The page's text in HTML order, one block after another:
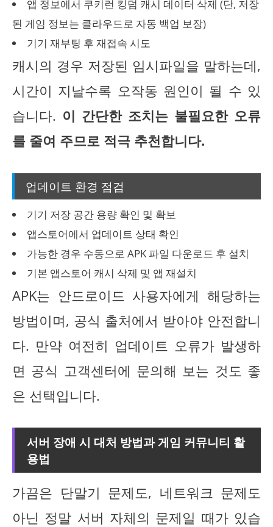
앱 정보에서 쿠키런 킹덤 캐시 데이터 삭제 (단, 저장
된 게임 정보는 클라우드로 자동 백업 보장)
기기 재부팅 후 재접속 시도
캐시의 경우 저장된 임시파일을 말하는데,
시간이 지날수록 오작동 원인이 될 수 있
습니다. 이 간단한 조치는 불필요한 오류
를 줄여 주므로 적극 추천합니다.
업데이트 환경 점검
기기 저장 공간 용량 확인 및 확보
앱스토어에서 업데이트 상태 확인
가능한 경우 수동으로 APK 파일 다운로드 후 설치
기본 앱스토어 캐시 삭제 및 앱 재설치
APK는 안드로이드 사용자에게 해당하는
방법이며, 공식 출처에서 받아야 안전합니
다. 만약 여전히 업데이트 오류가 발생하
면 공식 고객센터에 문의해 보는 것도 좋
은 선택입니다.
서버 장애 시 대처 방법과 게임 커뮤니티 활
용법
가끔은 단말기 문제도, 네트워크 문제도
아닌 정말 서버 자체의 문제일 때가 있습